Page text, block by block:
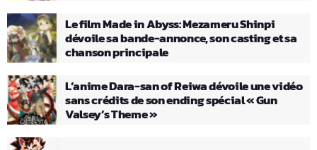
Le film Made in Abyss: Mezameru Shinpi
dévoile sa bande-annonce, son casting et sa
chanson principale
L’anime Dara-san of Reiwa dévoile une vidéo
sans crédits de son ending spécial « Gun
Valsey’s Theme »